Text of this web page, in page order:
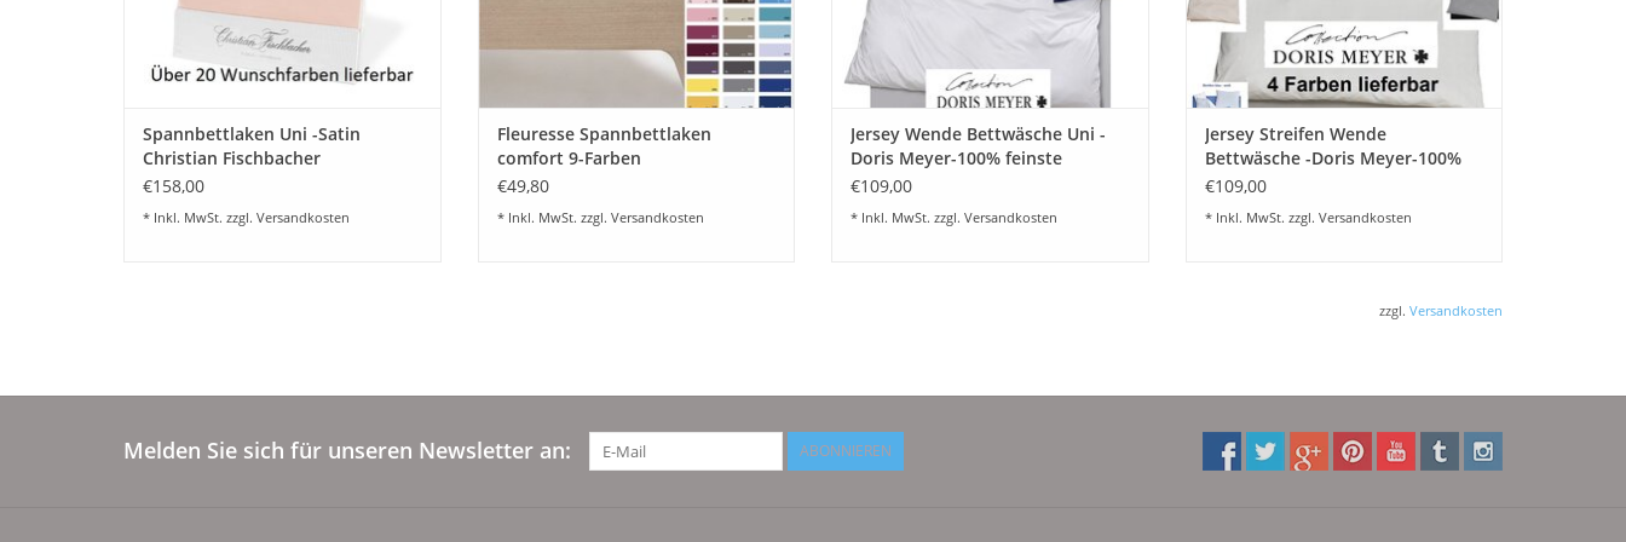
Spannbettlaken Uni -Satin
Christian Fischbacher
€158,00
* Inkl. MwSt. zzgl. Versandkosten
Fleuresse Spannbettlaken
comfort 9-Farben
€49,80
* Inkl. MwSt. zzgl. Versandkosten
Jersey Wende Bettwäsche Uni -
Doris Meyer-100% feinste
Baumwolle-bügelfrei
€109,00
* Inkl. MwSt. zzgl. Versandkosten
Jersey Streifen Wende
Bettwäsche -Doris Meyer-100%
feinste Baumwolle-bügelfrei
€109,00
* Inkl. MwSt. zzgl. Versandkosten
zzgl. Versandkosten
Melden Sie sich für unseren Newsletter an: ABONNIEREN